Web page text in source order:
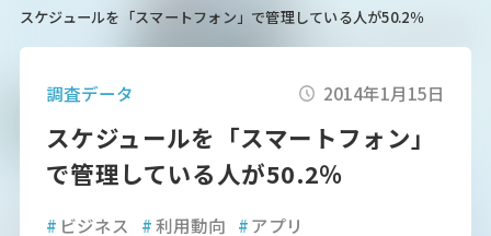
スケジュールを「スマートフォン」で管理している人が50.2％
調査データ 2014年1月15日
スケジュールを「スマートフォン」
で管理している人が50.2％
# ビジネス #利用動向 #アプリ